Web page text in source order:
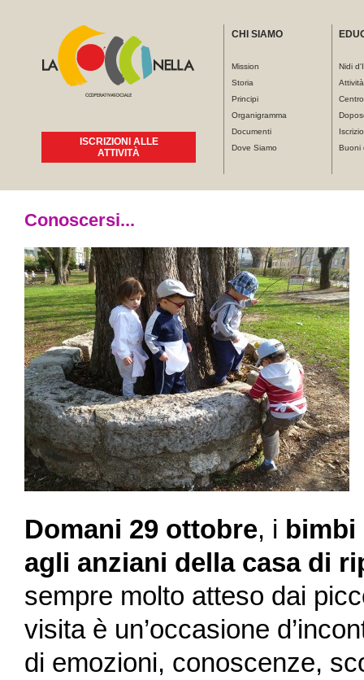
ISCRIZIONI ALLE
ATTIVITÀ
CHI SIAMO
Mission
Storia
Principi
Organigramma
Documenti
Dove Siamo
Nidi
Buoni
Tu sei qui
Conoscersi...
Domani 29 ottobre, i bimbi
agli anziani della casa di
sempre molto atteso dai
visita è un’occasione
di emozioni, conoscenze,